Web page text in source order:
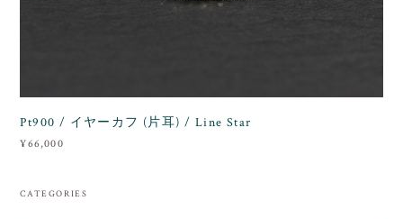
Pt900 / イヤーカフ (片耳) / Line Star
¥66,000
CATEGORIES